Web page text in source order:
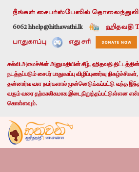
நீங்கள் சைபர்ஸ்பேஸில்
6062 hhelp@hithawathi.lk ஹிதவதி
பாதுகாப்பு எது சரி
கல்வி அமைச்சின் அனுமதியின் கீழ், ஹிதவதி
நடத்தப்படும் சைபர் பாதுகாப்பு விழிப்புணர்வு
தன்னார்வ வள நபர்களால் முன்னெடுக்கப்பட்டு வந்த இந்த
வரும் வரை தற்காலிகமாக இடைநிறுத்தப்பட்டுள்ளன
கொள்ளவும்.